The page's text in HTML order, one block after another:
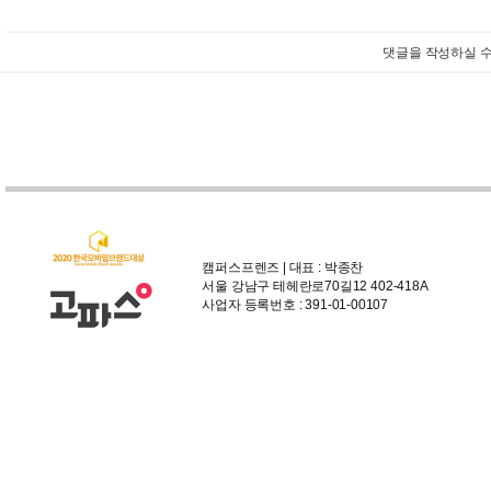
댓글을 작성하실
캠퍼스프렌즈 | 대표 : 박종찬
서울 강남구 테헤란로70길12 402-418A
사업자 등록번호 : 391-01-00107